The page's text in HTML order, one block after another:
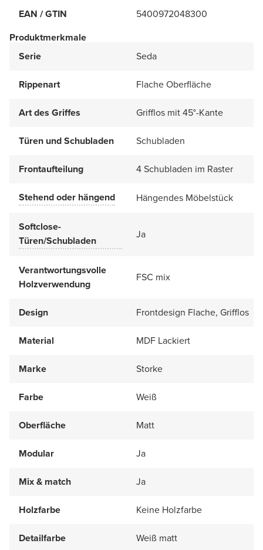
EAN / GTIN
5400972048300
Produktmerkmale
Serie
Seda
Rippenart Flache Oberfläche
Art des Griffes Grifflos mit 45°-Kante
Türen und Schubladen Schubladen
Frontaufteilung 4 Schubladen im Raster
Stehend oder hängend Hängendes Möbelstück
Softclose-
Türen/Schubladen
Ja
Verantwortungsvolle
Holzverwendung
FSC mix
Design Frontdesign Flache, Grifflos
Material MDF Lackiert
Marke Storke
Farbe Weiß
Oberfläche Matt
Modular Ja
Mix & match Ja
Holzfarbe Keine Holzfarbe
Detailfarbe Weiß matt